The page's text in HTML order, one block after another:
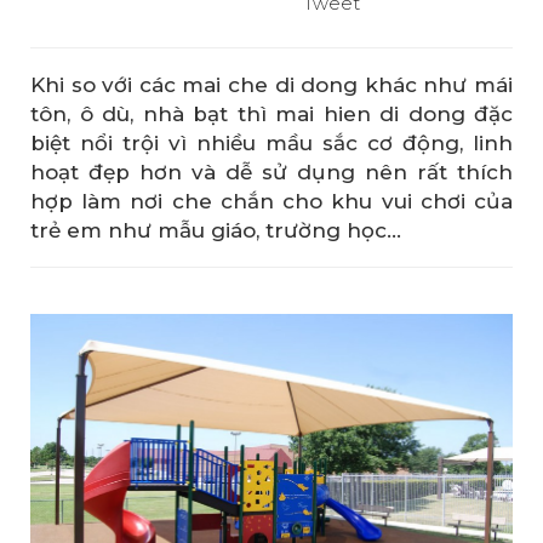
Khi so với các mai che di dong khác như mái
tôn, ô dù, nhà bạt thì mai hien di dong đặc
biệt nổi trội vì nhiều mầu sắc cơ động, linh
hoạt đẹp hơn và dễ sử dụng nên rất thích
hợp làm nơi che chắn cho khu vui chơi của
trẻ em như mẫu giáo, trường học…